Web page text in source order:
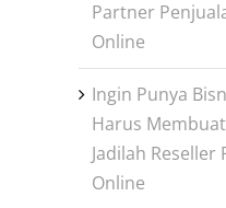
Partner
Online
Ingin Punya
Harus
Jadilah Reseller
Online